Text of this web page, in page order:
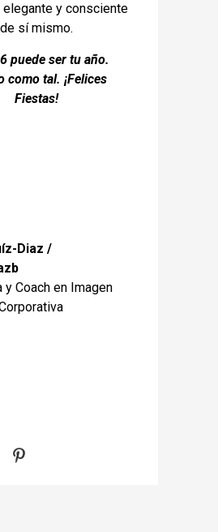
elegante y consciente
de sí mismo.
puede ser tu año.
como tal. ¡Felices
Fiestas!
Diaz /
Coach en Imagen